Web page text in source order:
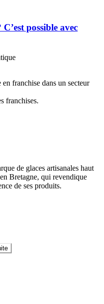
possible avec
franchise dans un secteur
franchises.
de glaces artisanales haut
Bretagne, qui revendique
de ses produits.